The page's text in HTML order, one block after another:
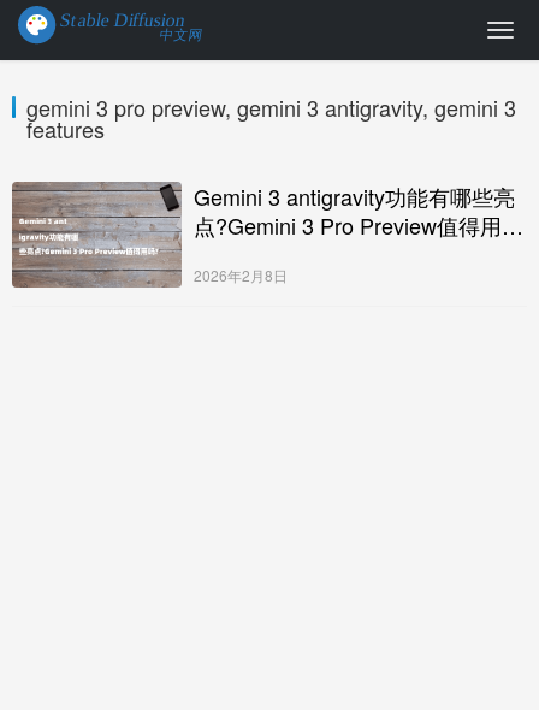
gemini 3 pro preview, gemini 3 antigravity, gemini 3
features
Gemini 3 antigravity功能有哪些亮
点?Gemini 3 Pro Preview值得用
2026年2月8日